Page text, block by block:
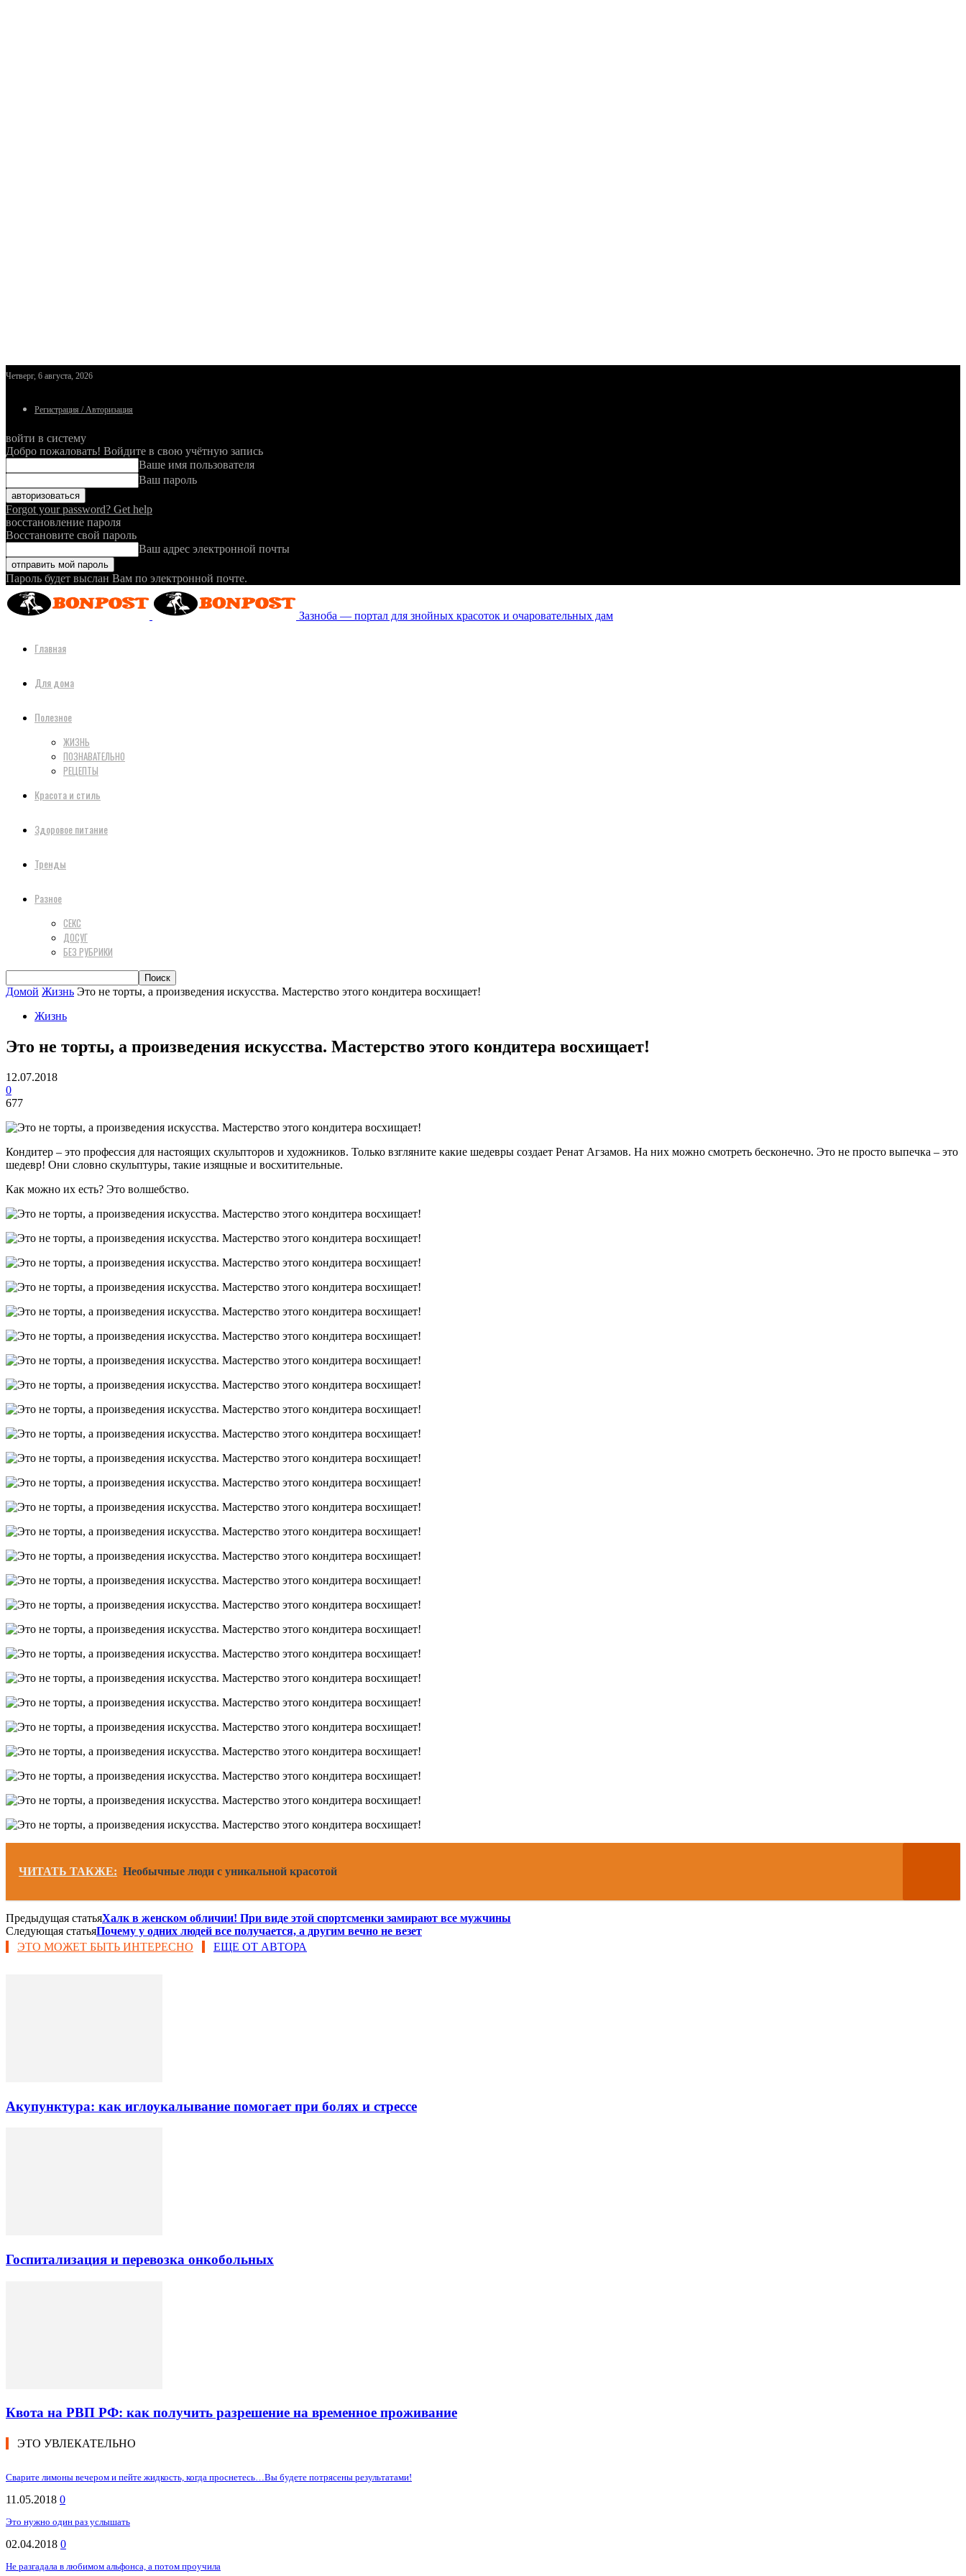
Четверг, 6 августа, 2026
Регистрация / Авторизация
войти в систему
Добро пожаловать! Войдите в свою учётную запись
Ваше имя пользователя
Ваш пароль
Forgot your password? Get help
восстановление пароля
Восстановите свой пароль
Ваш адрес электронной почты
Пароль будет выслан Вам по электронной почте.
Зазноба — портал для знойных красоток и очаровательных дам
Главная
Для дома
Полезное
ЖИЗНЬ
ПОЗНАВАТЕЛЬНО
РЕЦЕПТЫ
Красота и стиль
Здоровое питание
Тренды
Разное
СЕКС
ДОСУГ
БЕЗ РУБРИКИ
Домой Жизнь Это не торты, а произведения искусства. Мастерство этого кондитера восхищает!
Жизнь
Это не торты, а произведения искусства. Мастерство этого кондитера восхищает!
12.07.2018
0
677
Кондитер – это профессия для настоящих скульпторов и художников. Только взгляните какие шедевры создает Ренат Агзамов. На них можно смотреть бесконечно. Это не просто выпечка – это
шедевр! Они словно скульптуры, такие изящные и восхитительные.
Как можно их есть? Это волшебство.
ЧИТАТЬ ТАКЖЕ: Необычные люди с уникальной красотой
Предыдущая статьяХалк в женском обличии! При виде этой спортсменки замирают все мужчины
Следующая статьяПочему у одних людей все получается, а другим вечно не везет
ЭТО МОЖЕТ БЫТЬ ИНТЕРЕСНО
ЕЩЕ ОТ АВТОРА
Акупунктура: как иглоукалывание помогает при болях и стрессе
Госпитализация и перевозка онкобольных
Квота на РВП РФ: как получить разрешение на временное проживание
ЭТО УВЛЕКАТЕЛЬНО
Сварите лимоны вечером и пейте жидкость, когда проснетесь…Вы будете потрясены результатами!
11.05.2018 0
Это нужно один раз услышать
02.04.2018 0
Не разгадала в любимом альфонса, а потом проучила